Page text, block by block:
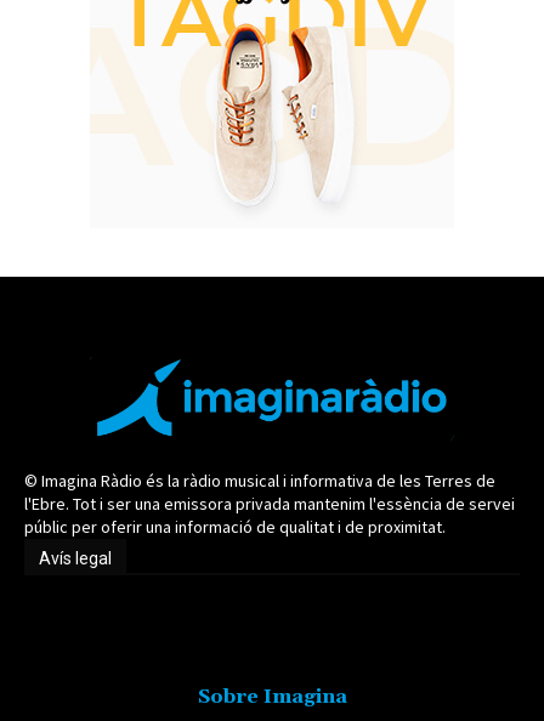
© Imagina Ràdio és la ràdio musical i informativa de les Terres de
l'Ebre. Tot i ser una emissora privada mantenim l'essència de servei
públic per oferir una informació de qualitat i de proximitat.
Avís legal
Sobre Imagina